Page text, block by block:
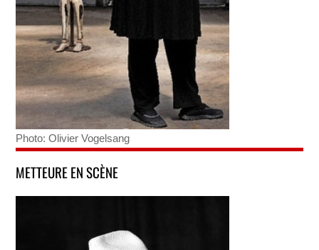
Photo: Olivier Vogelsang
METTEURE EN SCÈNE